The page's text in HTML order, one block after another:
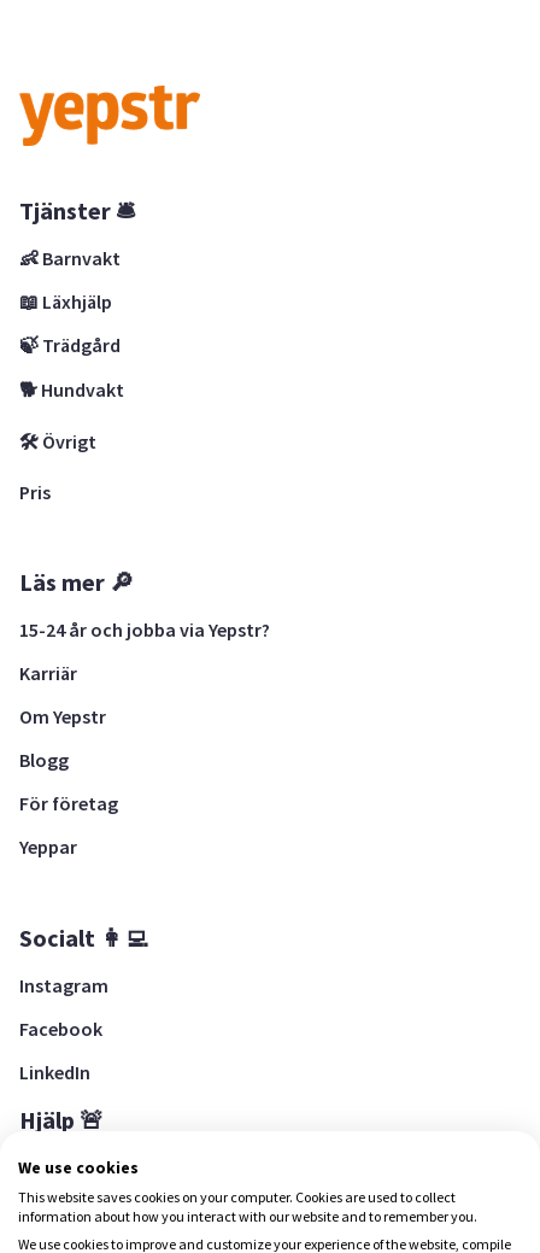
Tjänster 🛎
👶 Barnvakt
📖 Läxhjälp
🍃 Trädgård
🐕 Hundvakt
🛠 Övrigt
Pris
Läs mer 🔎
15-24 år och jobba via Yepstr?
Karriär
Om Yepstr
Blogg
För företag
Yeppar
Socialt 👩‍💻
Instagram
Facebook
LinkedIn
Hjälp 🚨
Hjälpcenter
We use cookies
This website saves cookies on your computer. Cookies are used to collect
information about how you interact with our website and to remember you.
We use cookies to improve and customize your experience of the website, compile